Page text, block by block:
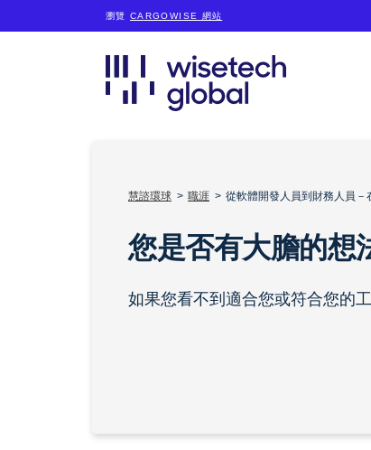
瀏覽CARGOWISE 網站
慧諮環球 職涯 從軟體開發人員到財務人員－
您是否有大膽的想
如果您看不到適合您或符合您的